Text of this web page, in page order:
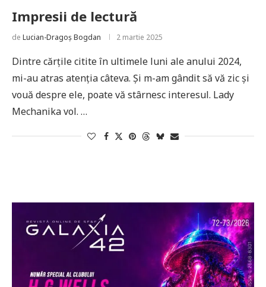
Impresii de lectură
de Lucian-Dragoș Bogdan 2 martie 2025
Dintre cărțile citite în ultimele luni ale anului 2024,
mi-au atras atenția câteva. Și m-am gândit să vă zic și
vouă despre ele, poate vă stârnesc interesul. Lady
Mechanika vol. …